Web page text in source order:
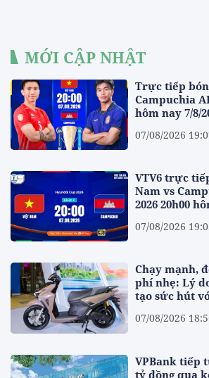
MỚI CẬP NHẬT
Trực tiếp
Campuchia
hôm nay 7/8/
07/08/2026
VTV6 trực
Nam vs
2026 20h00
07/08/2026
Chạy mạnh,
phí nhẹ: Lý
tạo sức hút
07/08/2026
VPBank tiếp
tỷ đồng qua